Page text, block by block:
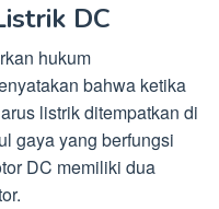
DC
hukum
bahwa ketika
listrik ditempatkan di
gaya yang berfungsi
DC memiliki dua